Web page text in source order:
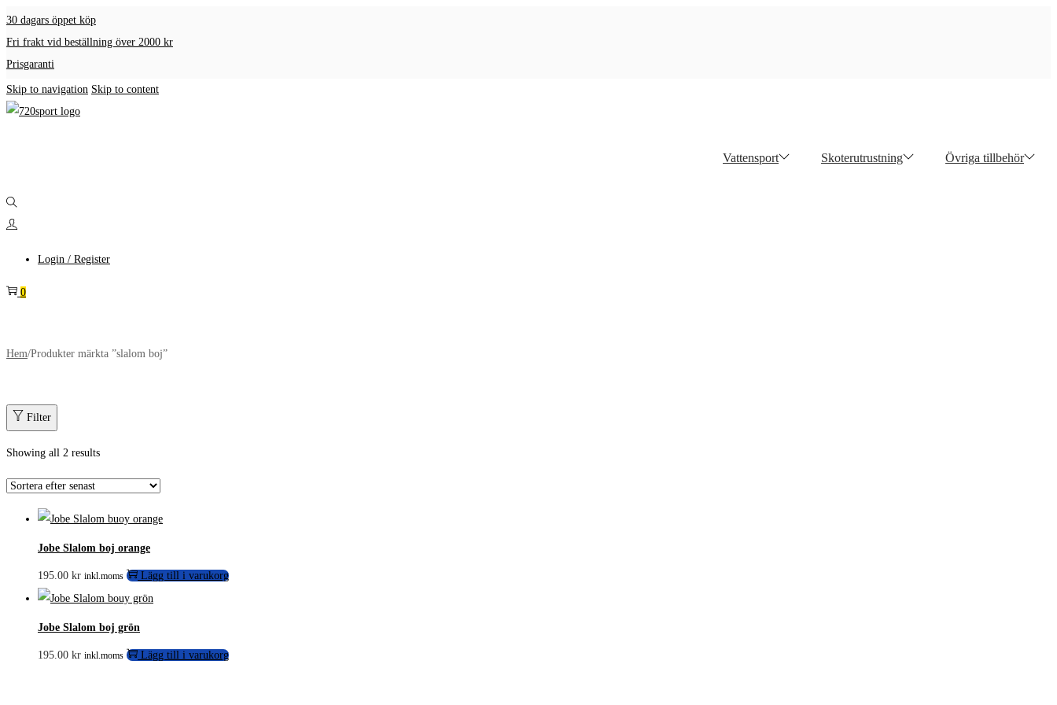
30 dagars öppet köp
Fri frakt vid beställning över 2000 kr
Prisgaranti
Skip to navigation Skip to content
Vattensport Skoterutrustning Övriga tillbehör
Login / Register
0
Hem/Produkter märkta ”slalom boj”
Filter
Showing all 2 results
Jobe Slalom boj orange
195.00 kr inkl.moms Lägg till i varukorg
Jobe Slalom boj grön
195.00 kr inkl.moms Lägg till i varukorg